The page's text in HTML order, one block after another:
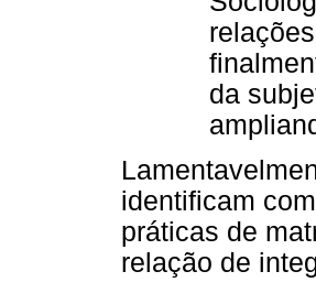
da
identificam
práticas de
relação de